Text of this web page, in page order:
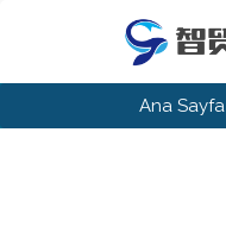
Ana Sayfa